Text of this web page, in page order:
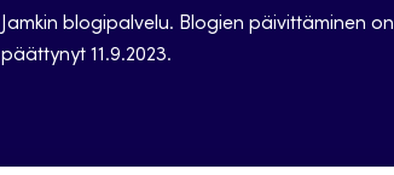
Jamkin blogipalvelu. Blogien päivittäminen on
päättynyt 11.9.2023.